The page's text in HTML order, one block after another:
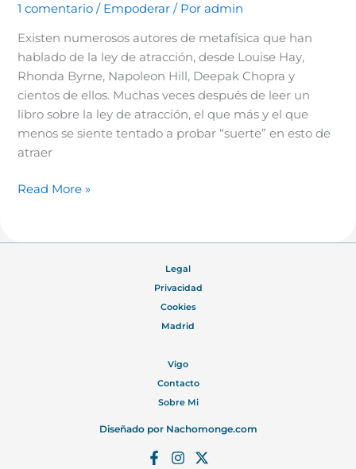
1 comentario / Empoderar / Poradmin
Existen numerosos autores de metafísica que han
hablado de la ley de atracción, desde Louise Hay,
Rhonda Byrne, Napoleon Hill, Deepak Chopra y
cientos de ellos. Muchas veces después de leer un
libro sobre la ley de atracción, el que más y el que
menos se siente tentado a probar “suerte” en esto de
atraer
Read More »
Legal
Privacidad
Cookies
Madrid
Vigo
Contacto
Sobre Mi
Diseñado por Nachomonge.com